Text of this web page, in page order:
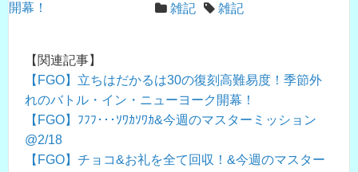
開幕！
雑記 雑記
【関連記事】
【FGO】立ちはだかるは30の復刻高難易度！季節外
れのバトル・イン・ニューヨーク開幕！
【FGO】ﾌﾌﾌ･･･ｿﾜｶｿﾜｶ&今週のマスターミッション
@2/18
【FGO】チョコ&お礼を全て回収！&今週のマスター